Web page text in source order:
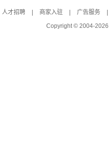
人才招聘 商家入驻 广告服务
Copyright © 2004-2026